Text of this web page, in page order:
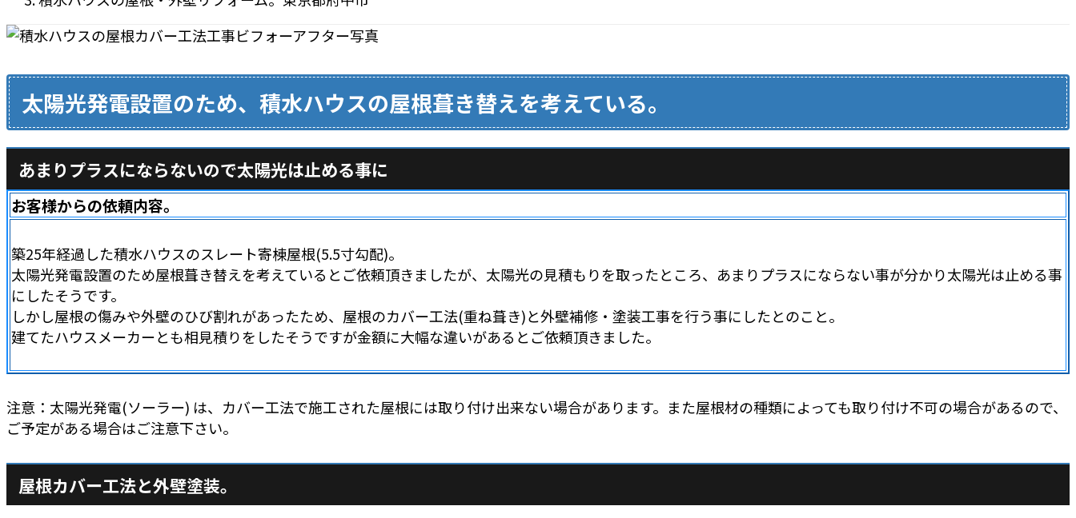
太陽光発電設置のため、積水ハウスの屋根葺き替えを考えている。
あまりプラスにならないので太陽光は止める事に
お客様からの依頼内容。
築25年経過した積水ハウスのスレート寄棟屋根(5.5寸勾配)。
太陽光発電設置のため屋根葺き替えを考えているとご依頼頂きましたが、太陽光の見積もりを取ったところ、あまりプラスにならない事が分かり太陽光は止める事
にしたそうです。
しかし屋根の傷みや外壁のひび割れがあったため、屋根のカバー工法(重ね葺き)と外壁補修・塗装工事を行う事にしたとのこと。
建てたハウスメーカーとも相見積りをしたそうですが金額に大幅な違いがあるとご依頼頂きました。
注意：太陽光発電(ソーラー) は、カバー工法で施工された屋根には取り付け出来ない場合があります。また屋根材の種類によっても取り付け不可の場合があるので、
ご予定がある場合はご注意下さい。
屋根カバー工法と外壁塗装。